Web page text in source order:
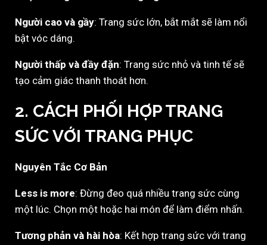
Người cao và gầy: Trang sức lớn, bắt mắt sẽ làm nổi
bật vóc dáng.
Người thấp và đầy đặn: Trang sức nhỏ và tinh tế sẽ
tạo cảm giác thanh thoát hơn.
2. CÁCH PHỐI HỢP TRANG
SỨC VỚI TRANG PHỤC
Nguyên Tắc Cơ Bản
Less is more: Đừng đeo quá nhiều trang sức cùng
một lúc. Chọn một hoặc hai món để làm điểm nhấn.
Tương phản và hài hòa: Kết hợp trang sức với trang